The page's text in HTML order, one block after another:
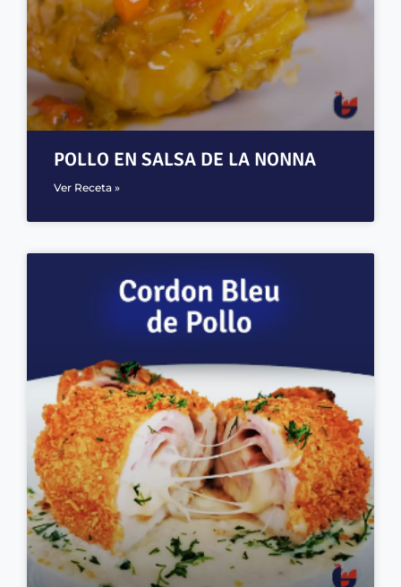
POLLO EN SALSA DE LA NONNA
Ver Receta »